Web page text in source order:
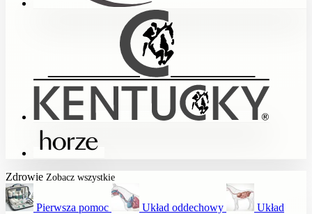
Zdrowie Zobacz wszystkie
Pierwsza pomoc Układ oddechowy Układ